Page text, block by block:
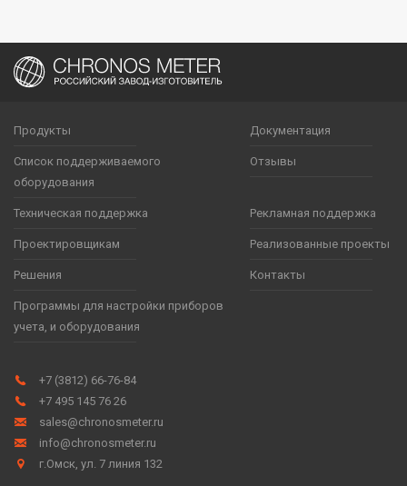
Продукты Документация
Список поддерживаемого
оборудования
Отзывы
Техническая поддержка Рекламная поддержка
Проектировщикам Реализованные проекты
Решения Контакты
Программы для настройки приборов
учета, и оборудования
+7 (3812) 66-76-84
+7 495 145 76 26
sales@chronosmeter.ru
info@chronosmeter.ru
г.Омск, ул. 7 линия 132